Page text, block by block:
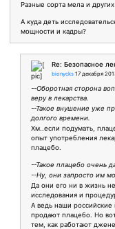
Разные сорта мела и
А куда деть
мощности и кадры?
Re: Безопасное
bionycks 17 декабря
--Оборотная сторона
веру в лекарства.
--Такое внушение уже
долгого времени.
Хм..если подумать,
опыт употребления
плацебо.
--Такое плацебо очень
--Ну, они запросто им
Да они его ни в жизнь
исследования и
А ведь наши российские
продают плацебо. Но
тем, как работают